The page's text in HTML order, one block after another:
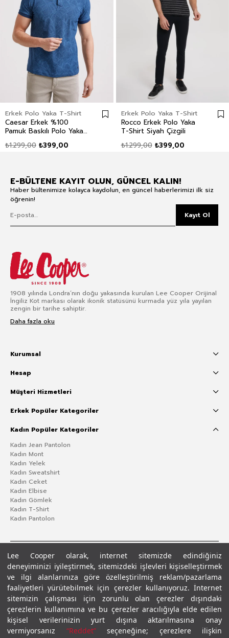
Lee Cooper olarak, internet sitemizde edindiğiniz
deneyiminizi iyileştirmek, sitemizdeki işlevleri kişiselleştirmek
ve ilgi alanlarınıza göre özelleştirilmiş reklam/pazarlama
faaliyetleri yürütebilmek için çerezler kullanıyoruz. İnternet
sitemizin çalışması için zorunlu olan çerezler dışındaki
çerezlerin kullanımına ve bu çerezler aracılığıyla elde edilen
kişisel verilerinizin yurt dışına aktarılmasına onay
vermiyorsanız “Reddet”seçeneğine; çerezlere ilişkin
Erkek Polo Yaka T-Shirt
Caesar Erkek %100
Pamuk Baskılı Polo Yaka
₺399,00
₺1.299,00
Erkek Polo Yaka T-Shirt
Rocco Erkek Polo Yaka
T-Shirt Siyah Çizgili
₺399,00
₺1.299,00
E-BÜLTENE KAYIT OLUN, GÜNCEL KALIN!
Haber bültenimize kolayca kaydolun, en güncel haberlerimizi ilk siz
öğrenin!
Kayıt Ol
1908 yılında Londra’nın doğu yakasında kurulan Lee Cooper Orijinal
İngiliz Kot markası olarak ikonik statüsünü kurmada yüz yıla yayılan
zengin bir tarihe sahiptir.
Daha fazla oku
Kurumsal
Hesap
Müşteri Hizmetleri
Erkek Popüler Kategoriler
Kadın Popüler Kategoriler
Kadın Jean Pantolon
Kadın Mont
Kadın Yelek
Kadın Sweatshirt
Kadın Ceket
Kadın Elbise
Kadın Gömlek
Kadın T-Shirt
Kadın Pantolon
Gizlilik PolitikasıÇerez Politikası KVKK Aydınlatma MetniŞartlar ve Koşullar
© 2026 Leecooper - Tüm Hakları Saklıdır.